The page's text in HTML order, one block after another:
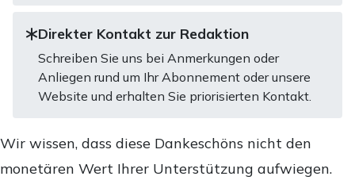
Direkter Kontakt zur Redaktion
Schreiben Sie uns bei Anmerkungen oder
Anliegen rund um Ihr Abonnement oder unsere
Website und erhalten Sie priorisierten Kontakt.
Wir wissen, dass diese Dankeschöns nicht den
monetären Wert Ihrer Unterstützung aufwiegen.